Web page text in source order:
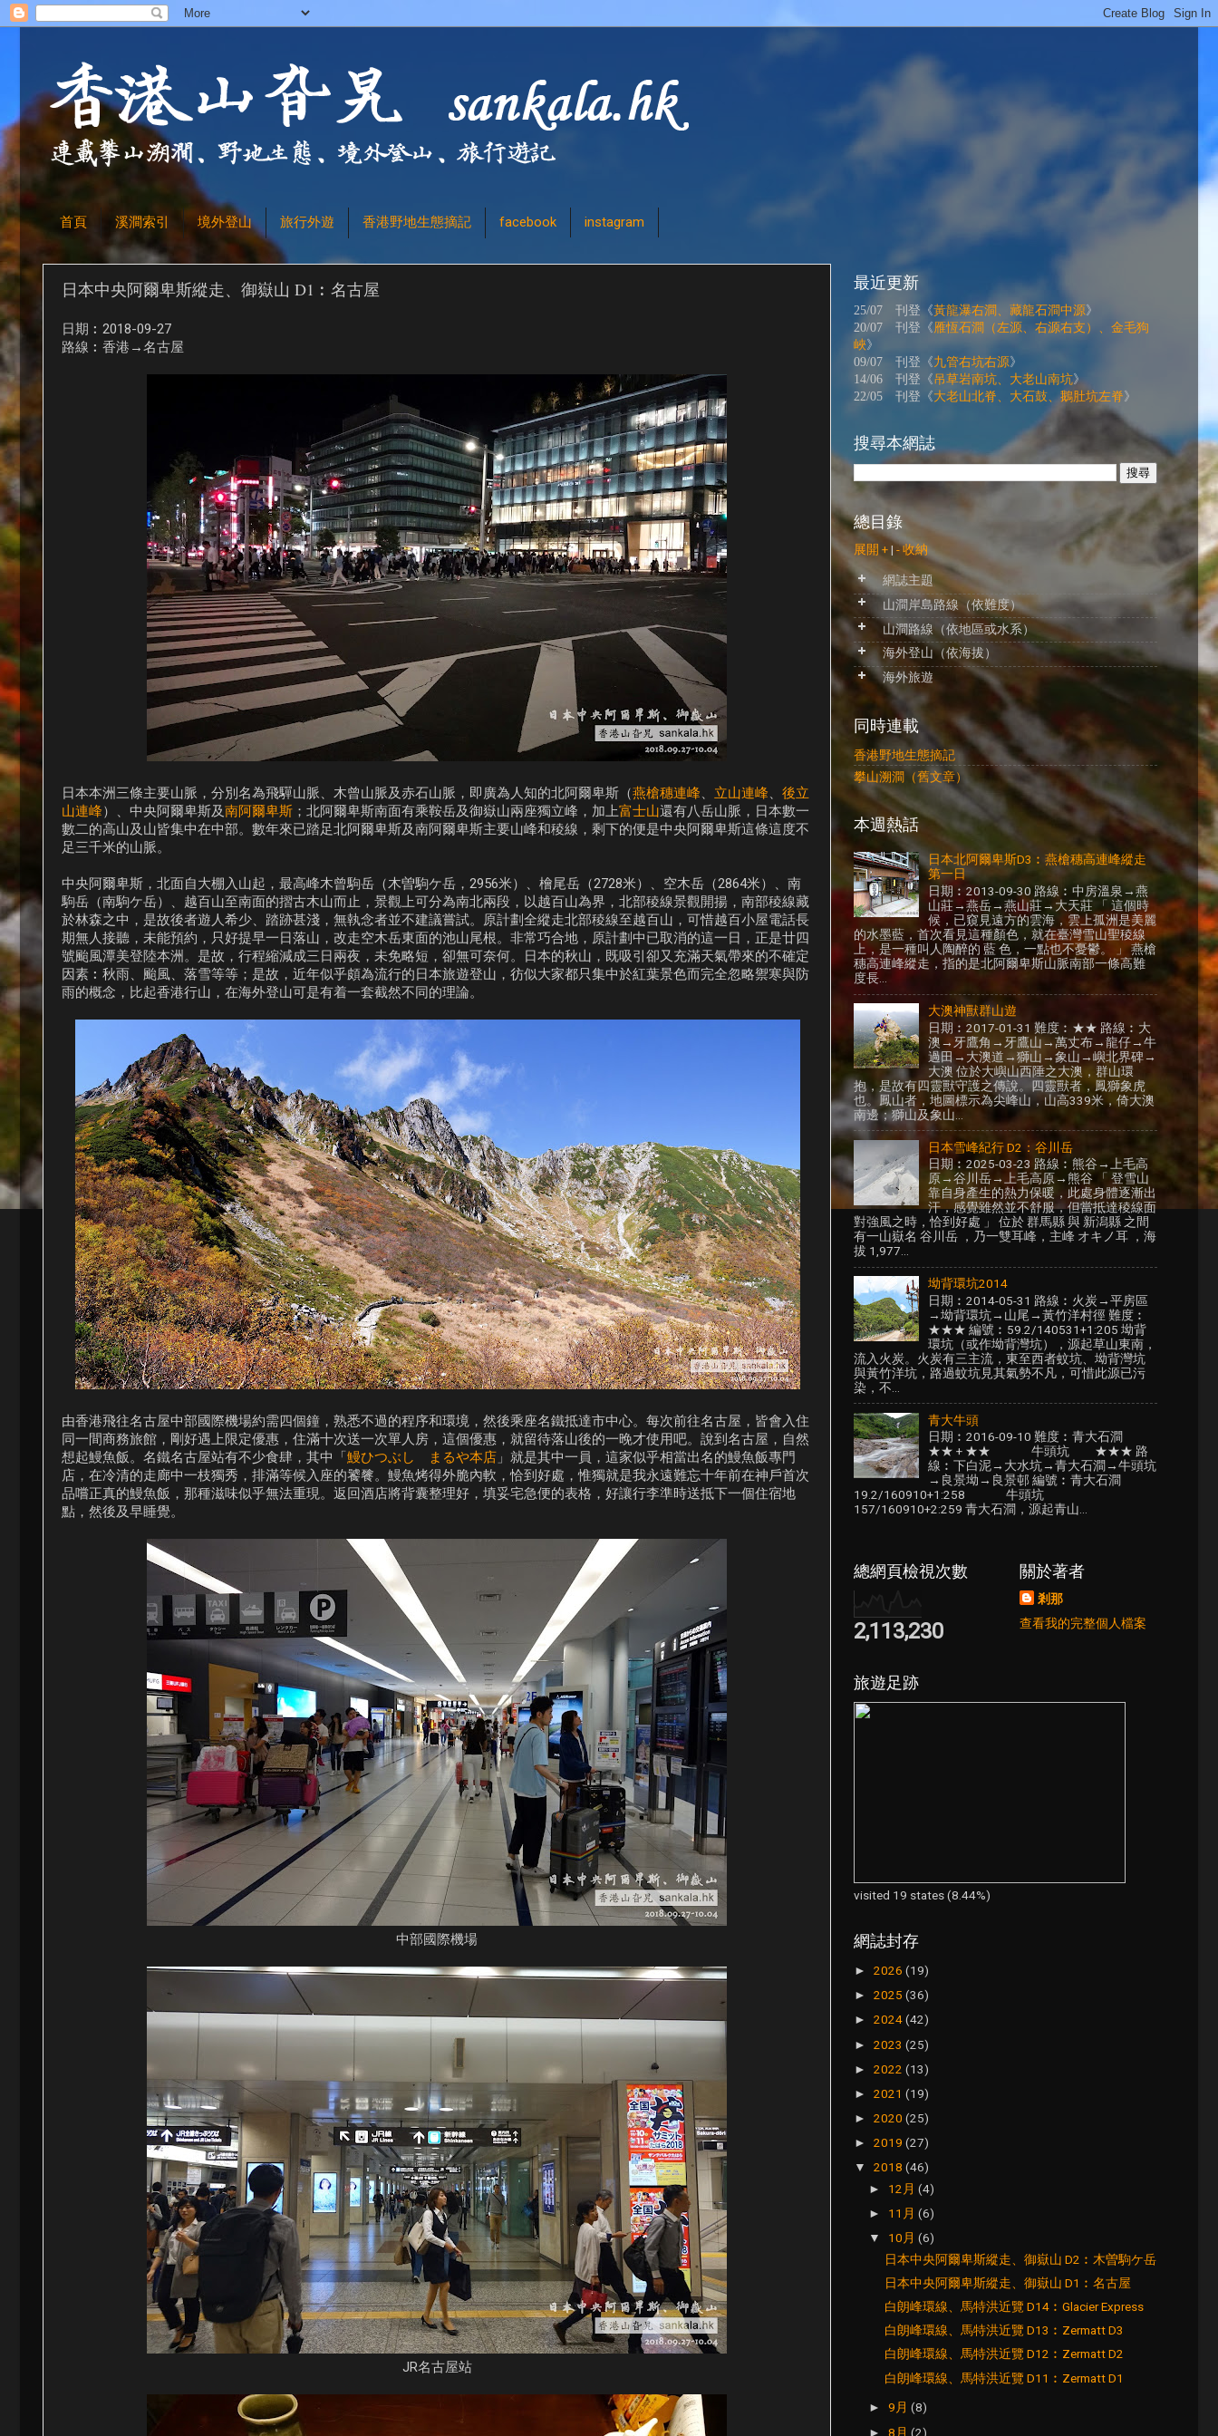
首頁 溪澗索引 境外登山 旅行外遊 香港野地生態摘記 facebook instagram
日本中央阿爾卑斯縱走、御嶽山 D1︰名古屋
日期︰2018-09-27
路線︰香港→名古屋
日本本洲三條主要山脈，分別名為飛驒山脈、木曾山脈及赤石山脈，即廣為人知的北阿爾卑斯（燕槍穗連峰 立山連峰
後立
山連峰）、中央阿爾卑斯及南阿爾卑斯 ；北阿爾卑斯南面有乘鞍岳及御嶽山兩座獨立峰，加上富士山還有八岳山脈，日本數一
數二的高山及山皆集中在中部。數年來已踏足北阿爾卑斯及南阿爾卑斯主要山峰和稜線，剩下的便是中央阿爾卑斯這條這度不
足三千米的山脈。
中央阿爾卑斯，北面自大棚入山起，最高峰木曾駒岳（木曽駒ケ岳，2956米）、檜尾岳（2728米）、空木岳（2864米）、南
駒岳（南駒ケ岳）、越百山至南面的摺古木山而止，景觀上可分為南北兩段，以越百山為界，北部稜線景觀開揚，南部稜線藏
於林森之中，是故後者遊人希少、踏跡甚淺，無執念者並不建議嘗試。原計劃全縱走北部稜線至越百山，可惜越百小屋電話長
期無人接聽，未能預約，只好提早一日落山，改走空木岳東面的池山尾根。非常巧合地，原計劃中已取消的這一日，正是廿四
號颱風潭美登陸本洲。是故，行程縮減成三日兩夜，未免略短，卻無可奈何。日本的秋山，既吸引卻又充滿天氣帶來的不確定
因素︰秋雨、颱風、落雪等等；是故，近年似乎頗為流行的日本旅遊登山，彷似大家都只集中於紅葉景色而完全忽略禦寒與防
雨的概念，比起香港行山，在海外登山可是有着一套截然不同的理論。
由香港飛往名古屋中部國際機場約需四個鐘，熟悉不過的程序和環境，然後乘座名鐵抵達市中心。每次前往名古屋，皆會入住
同一間商務旅館，剛好遇上限定優惠，住滿十次送一次單人房，這個優惠，就留待落山後的一晚才使用吧。說到名古屋，自然
想起鰻魚飯。名鐵名古屋站有不少食肆，其中「鰻ひつぶし まるや本店 」就是其中一員，這家似乎相當出名的鰻魚飯專門
店，在冷清的走廊中一枝獨秀，排滿等候入座的饕餮。鰻魚烤得外脆內軟，恰到好處，惟獨就是我永遠難忘十年前在神戶首次
品嚐正真的鰻魚飯，那種滋味似乎無法重現。返回酒店將背囊整理好，填妥宅急便的表格，好讓行李準時送抵下一個住宿地
點，然後及早睡覺。
中部國際機場
JR名古屋站
最近更新
25/07 刊登《黃龍瀑右澗、藏龍石澗中源》
20/07 刊登《雁恆石澗（左源、右源右支）、金毛狗
峽》
09/07 刊登《九管右坑右源》
14/06 刊登《吊草岩南坑、大老山南坑》
22/05 刊登《大老山北脊、大石鼓、鵝肚坑左脊》
搜尋本網誌
總目錄
展開 +| - 收納
網誌主題
山澗岸島路線（依難度）
山澗路線（依地區或水系）
海外登山（依海拔）
海外旅遊
同時連載
香港野地生態摘記
攀山溯澗（舊文章）
本週熱話
日本北阿爾卑斯D3︰燕槍穗高連峰縱走
第一日
日期︰2013-09-30 路線︰中房溫泉→燕
山莊→燕岳→燕山莊→大天莊 「 這個時
候，已窺見遠方的雲海，雲上孤洲是美麗
的水墨藍，首次看見這種顏色，就在臺灣雪山聖稜線
上，是一種叫人陶醉的 藍 色，一點也不憂鬱。 」 燕槍
穗高連峰縱走，指的是北阿爾卑斯山脈南部一條高難
度長...
大澳神獸群山遊
日期︰2017-01-31 難度︰★★ 路線︰大
澳→牙鷹角→牙鷹山→萬丈布→龍仔→牛
過田→大澳道→獅山→象山→嶼北界碑→
大澳 位於大嶼山西陲之大澳，群山環
抱，是故有四靈獸守護之傳說。四靈獸者，鳳獅象虎
也。鳳山者，地圖標示為尖峰山，山高339米，倚大澳
南邊；獅山及象山...
日本雪峰紀行 D2：谷川岳
日期︰2025-03-23 路線︰熊谷→上毛高
原→谷川岳→上毛高原→熊谷 「 登雪山
靠自身產生的熱力保暖，此處身體逐漸出
汗，感覺雖然並不舒服，但當抵達稜線面
對強風之時，恰到好處 」 位於 群馬縣 與 新潟縣 之間
有一山嶽名 谷川岳 ，乃一雙耳峰，主峰 オキノ耳 ，海
拔 1,977...
坳背環坑2014
日期︰2014-05-31 路線︰火炭→平房區
→坳背環坑→山尾→黃竹洋村徑 難度︰
★★★ 編號︰59.2/140531+1:205 坳背
環坑（或作坳背灣坑），源起草山東南，
流入火炭。火炭有三主流，東至西者蚊坑、坳背灣坑
與黃竹洋坑，路過蚊坑見其氣勢不凡，可惜此源已污
染，不...
青大牛頭
日期︰2016-09-10 難度︰青大石澗
★★ + ★★ 牛頭坑 ★★★ 路
線︰下白泥→大水坑→青大石澗→牛頭坑
→良景坳→良景邨 編號︰青大石澗
19.2/160910+1:258 牛頭坑
157/160910+2:259 青大石澗，源起青山...
總網頁檢視次數
2,113,230
關於著者
剎那
查看我的完整個人檔案
旅遊足跡
visited 19 states (8.44%)
網誌封存
► 2026 (19)
► 2025 (36)
► 2024(42)
► 2023 (25)
► 2022 (13)
► 2021 (19)
► 2020 (25)
► 2019 (27)
▼ 2018 (46)
► 12月(4)
► 11月(6)
▼ 10月(6)
日本中央阿爾卑斯縱走、御嶽山 D2︰木曽駒ケ岳
日本中央阿爾卑斯縱走、御嶽山 D1︰名古屋
白朗峰環線、馬特洪近覽 D14︰Glacier Express
白朗峰環線、馬特洪近覽 D13︰Zermatt D3
白朗峰環線、馬特洪近覽 D12︰Zermatt D2
白朗峰環線、馬特洪近覽 D11︰Zermatt D1
►9月(8)
►8月(2)